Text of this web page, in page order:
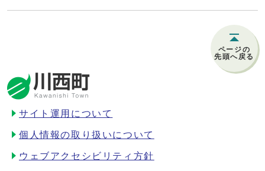
ページの
先頭へ戻る
サイト運用について
個人情報の取り扱いについて
ウェブアクセシビリティ方針